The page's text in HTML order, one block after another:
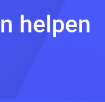
helpen